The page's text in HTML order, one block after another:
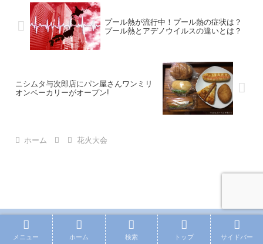
プール熱が流行中！プール熱の症状は？
プール熱とアデノウイルスの違いとは？
ニシムタ与次郎店にパン屋さんワンミリ
オンベーカリーがオープン!
ホーム 花火大会
PAGE TOP
メニュー ホーム 検索 トップ サイドバー